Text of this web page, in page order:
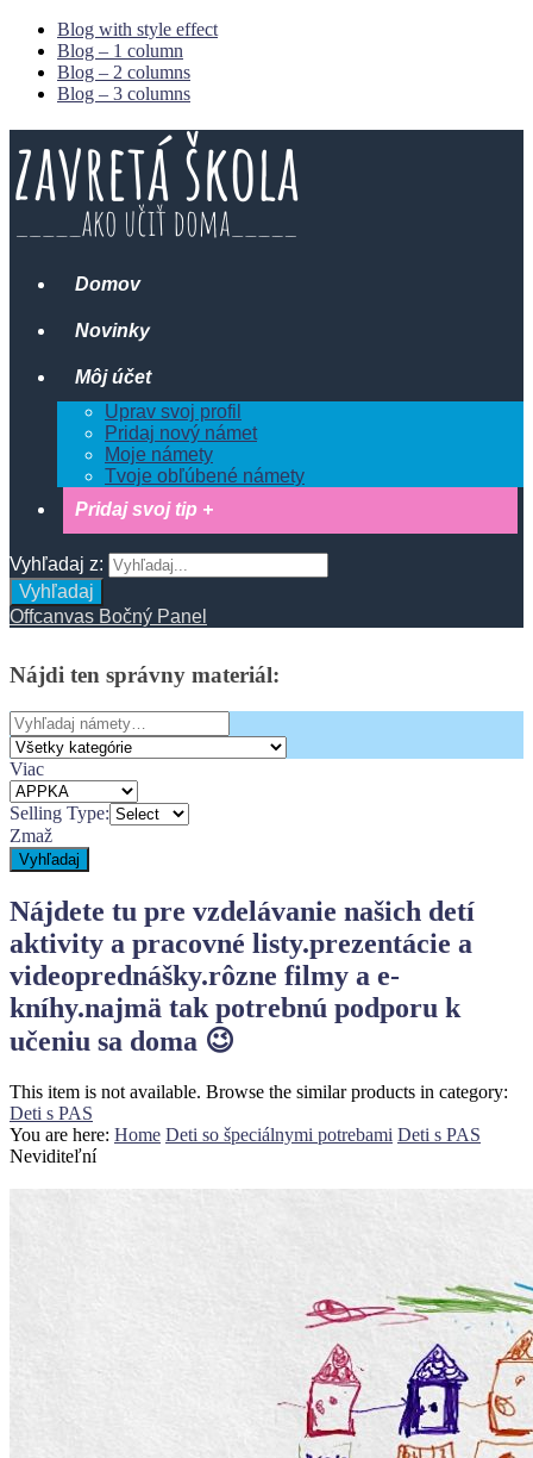
Blog with style effect
Blog – 1 column
Blog – 2 columns
Blog – 3 columns
Domov
Novinky
Môj účet
Uprav svoj profil
Pridaj nový námet
Moje námety
Tvoje obľúbené námety
Pridaj svoj tip +
Vyhľadaj z:
Vyhľadaj
Offcanvas Bočný Panel
Nájdi ten správny materiál:
Search
for:
Viac
Selling Type:
Zmaž
Vyhľadaj
Nájdete tu pre vzdelávanie našich detí
aktivity a pracovné listy.prezentácie a
videoprednášky.rôzne filmy a e-
kníhy.najmä tak potrebnú podporu k
učeniu sa doma 😉
This item is not available. Browse the similar products in category:
Deti s PAS
You are here: Home Deti so špeciálnymi potrebami Deti s PAS
Neviditeľní